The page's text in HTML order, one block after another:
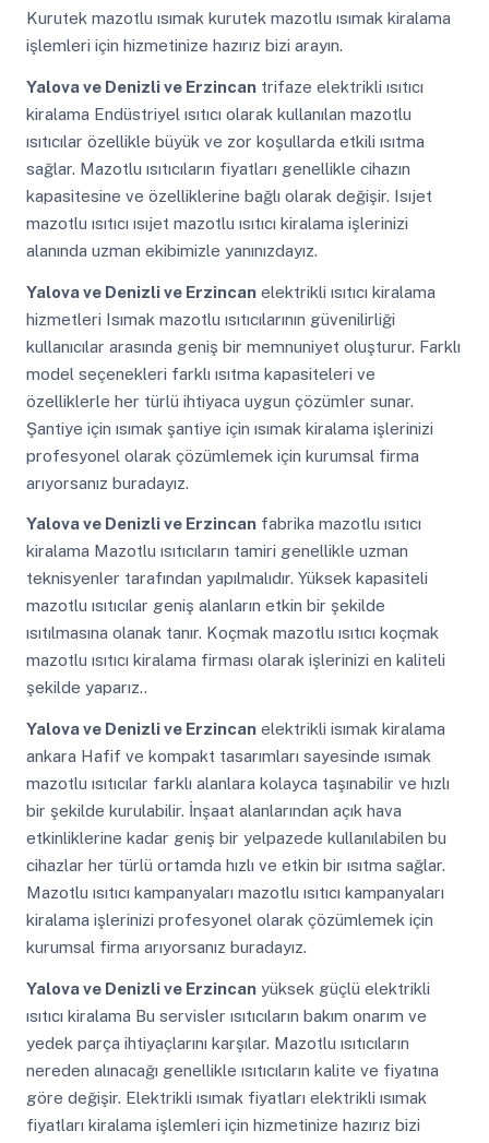
Kurutek mazotlu ısımak kurutek mazotlu ısımak kiralama
işlemleri için hizmetinize hazırız bizi arayın.
Yalova ve Denizli ve Erzincantrifaze elektrikli ısıtıcı
kiralama Endüstriyel ısıtıcı olarak kullanılan mazotlu
ısıtıcılar özellikle büyük ve zor koşullarda etkili ısıtma
sağlar. Mazotlu ısıtıcıların fiyatları genellikle cihazın
kapasitesine ve özelliklerine bağlı olarak değişir. Isıjet
mazotlu ısıtıcı ısıjet mazotlu ısıtıcı kiralama işlerinizi
alanında uzman ekibimizle yanınızdayız.
Yalova ve Denizli ve Erzincanelektrikli ısıtıcı kiralama
hizmetleri Isımak mazotlu ısıtıcılarının güvenilirliği
kullanıcılar arasında geniş bir memnuniyet oluşturur. Farklı
model seçenekleri farklı ısıtma kapasiteleri ve
özelliklerle her türlü ihtiyaca uygun çözümler sunar.
Şantiye için ısımak şantiye için ısımak kiralama işlerinizi
profesyonel olarak çözümlemek için kurumsal firma
arıyorsanız buradayız.
Yalova ve Denizli ve Erzincanfabrika mazotlu ısıtıcı
kiralama Mazotlu ısıtıcıların tamiri genellikle uzman
teknisyenler tarafından yapılmalıdır. Yüksek kapasiteli
mazotlu ısıtıcılar geniş alanların etkin bir şekilde
ısıtılmasına olanak tanır. Koçmak mazotlu ısıtıcı koçmak
mazotlu ısıtıcı kiralama firması olarak işlerinizi en kaliteli
şekilde yaparız..
Yalova ve Denizli ve Erzincanelektrikli isımak kiralama
ankara Hafif ve kompakt tasarımları sayesinde ısımak
mazotlu ısıtıcılar farklı alanlara kolayca taşınabilir ve hızlı
bir şekilde kurulabilir. İnşaat alanlarından açık hava
etkinliklerine kadar geniş bir yelpazede kullanılabilen bu
cihazlar her türlü ortamda hızlı ve etkin bir ısıtma sağlar.
Mazotlu ısıtıcı kampanyaları mazotlu ısıtıcı kampanyaları
kiralama işlerinizi profesyonel olarak çözümlemek için
kurumsal firma arıyorsanız buradayız.
Yalova ve Denizli ve Erzincanyüksek güçlü elektrikli
ısıtıcı kiralama Bu servisler ısıtıcıların bakım onarım ve
yedek parça ihtiyaçlarını karşılar. Mazotlu ısıtıcıların
nereden alınacağı genellikle ısıtıcıların kalite ve fiyatına
göre değişir. Elektrikli ısımak fiyatları elektrikli ısımak
fiyatları kiralama işlemleri için hizmetinize hazırız bizi